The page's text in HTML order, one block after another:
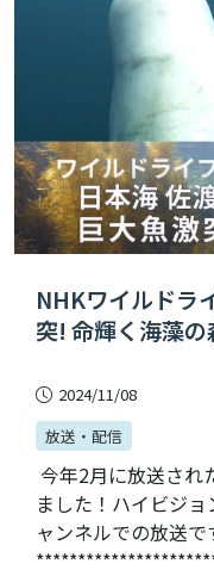
NHKワイルドラ
突! 命輝く海藻の
2024/11/08
放送・配信
今年2月に放送され
ました！ハイビジ
ャンネルでの放送で